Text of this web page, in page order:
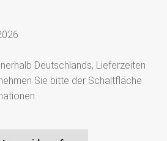
Deutschlands, Lieferzeiten
Sie bitte der Schaltfläche